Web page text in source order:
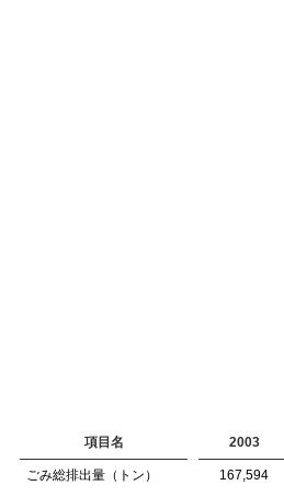
項目名 2003
ごみ総排出量（トン） 167,594